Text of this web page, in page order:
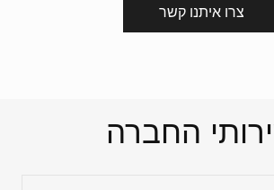
צרו איתנו קשר
החברה